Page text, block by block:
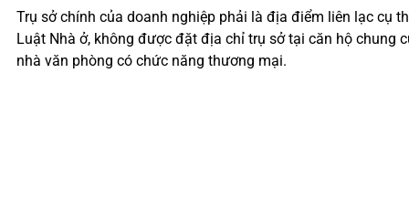
Trụ sở chính của doanh nghiệp phải là địa điểm liên lạc cụ
Luật Nhà ở, không được đặt địa chỉ trụ sở tại căn hộ chung
nhà văn phòng có chức năng thương mại.